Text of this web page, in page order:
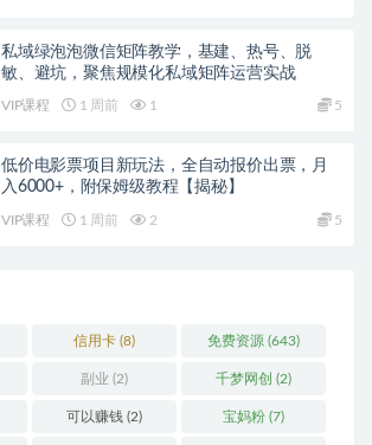
私域绿泡泡微信矩阵教学，基建、热号、脱
敏、避坑，聚焦规模化私域矩阵运营实战
VIP课程 1 周前 1 5
低价电影票项目新玩法，全自动报价出票，月
入6000+，附保姆级教程【揭秘】
VIP课程 1 周前 2 5
信用卡 (8) 免费资源 (643)
副业 (2) 千梦网创 (2)
可以赚钱 (2) 宝妈粉 (7)